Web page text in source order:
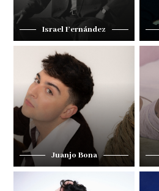
Israel Fernández
Juanjo Bona